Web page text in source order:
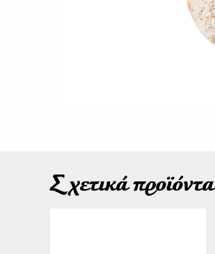
Σχετικά προϊόντα